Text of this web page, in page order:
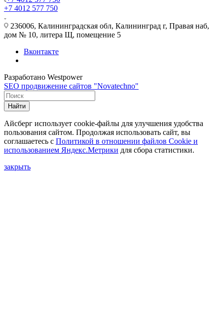
+7 4012 577 750
236006, Калининградская обл, Калининград г, Правая наб,
дом № 10, литера Щ, помещение 5
Вконтакте
Разработано Westpower
SEO продвижение сайтов "Novatechno"
Найти
Айсберг использует cookie-файлы для улучшения удобства
пользования сайтом. Продолжая использовать сайт, вы
соглашаетесь с Политикой в отношении файлов Сookie и
использованием Яндекс.Метрики для сбора статистики.
закрыть